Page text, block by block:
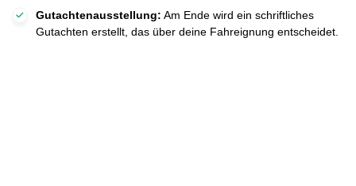
Gutachtenausstellung: Am Ende wird ein schriftliches
Gutachten erstellt, das über deine Fahreignung entscheidet.